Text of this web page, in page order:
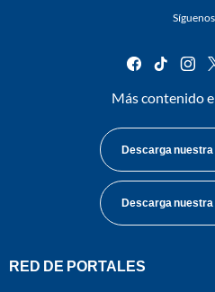
facebook
tiktok
Más contenido
Descarga nuestra
Descarga nuestra
RED DE PORTALES